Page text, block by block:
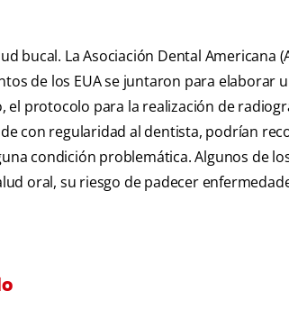
bucal. La Asociación Dental Americana
de los EUA se juntaron para elaborar
el protocolo para la realización de
con regularidad al dentista, podrían
condición problemática. Algunos de
oral, su riesgo de padecer